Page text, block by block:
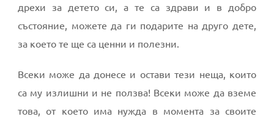
дрехи за детето си, а те са здрави и в добро
състояние, можете да ги подарите на друго дете,
за което те ще са ценни и полезни.
Всеки може да донесе и остави тези неща, които
са му излишни и не ползва! Всеки може да вземе
това, от което има нужда в момента за своите